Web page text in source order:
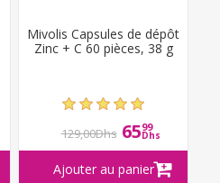
Mivolis Capsules de dépôt
Zinc + C 60 pièces, 38 g
129,00Dhs 6599
Dhs